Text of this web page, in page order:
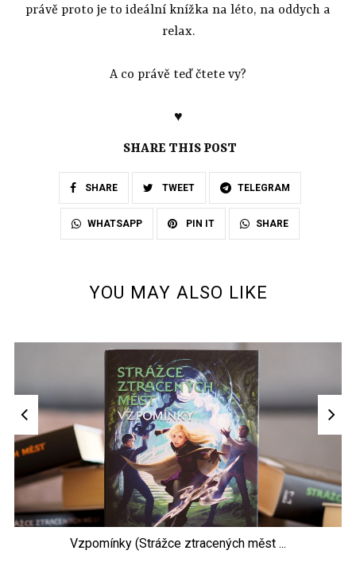
právě proto je to ideální knížka na léto, na oddych a
relax.
A co právě teď čtete vy?
♥
SHARE THIS POST
SHARE TWEET TELEGRAM
WHATSAPP PIN IT SHARE
YOU MAY ALSO LIKE
Vzpomínky (Strážce ztracených měst ...